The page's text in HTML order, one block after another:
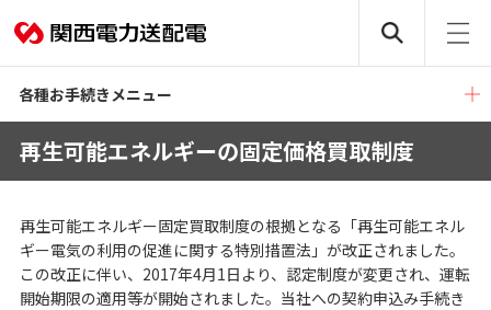
各種お手続きメニュー
再生可能エネルギーの固定価格買取制度
再生可能エネルギー固定買取制度の根拠となる「再生可能エネル
ギー電気の利用の促進に関する特別措置法」が改正されました。
この改正に伴い、2017年4月1日より、認定制度が変更され、運転
開始期限の適用等が開始されました。当社への契約申込み手続き